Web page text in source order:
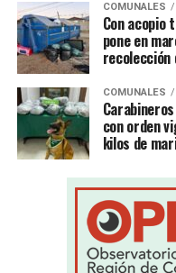
COMUNALES
Con acopio
pone en
recolección
COMUNALES
con orden
kilos de